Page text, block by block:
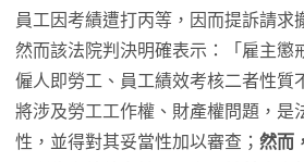
員工因考績遭打丙等，因而提訴請求
然而該法院判決明確表示：「雇主懲
僱人即勞工、員工績效考核二者性質
將涉及勞工工作權、財產權問題，是
性，並得對其妥當性加以審查； 然而